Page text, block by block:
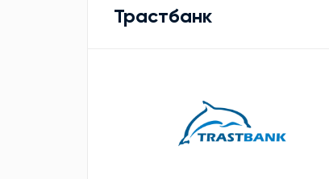
Трастбанк